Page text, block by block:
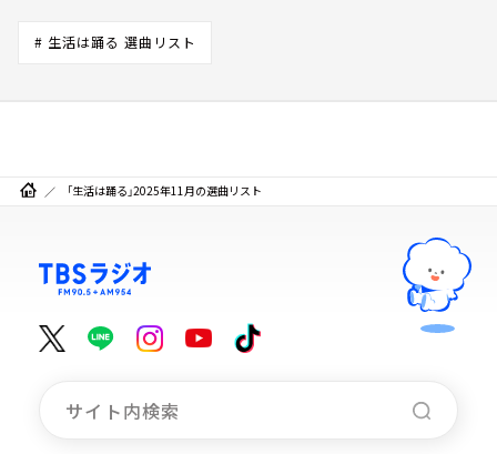
# 生活は踊る 選曲リスト
「生活は踊る」2025年11月の選曲リスト